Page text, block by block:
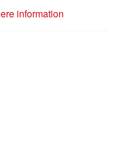
information